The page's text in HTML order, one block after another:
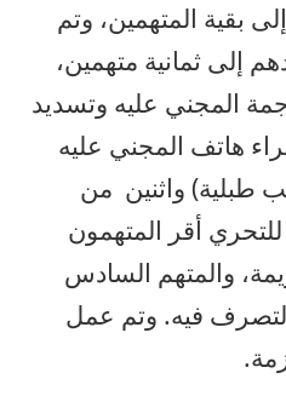
بقية المتهمين، وتم
ثمانية متهمين،
المجني عليه وتسديد
هاتف المجني عليه
طبلية) واثنين من
أقر المتهمون
والمتهم السادس
فيه. وتم عمل